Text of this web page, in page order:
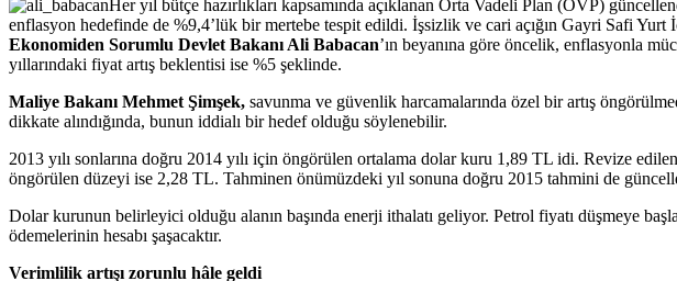
Her yıl bütçe hazırlıkları kapsamında açıklanan Orta Vadeli Plan (OVP)
enflasyon hedefinde de %9,4’lük bir mertebe tespit edildi. İşsizlik ve cari açığın Gayri Safi Yurt
Ekonomiden Sorumlu Devlet Bakanı Ali Babacan’ın beyanına göre öncelik, enflasyonla
yıllarındaki fiyat artış beklentisi ise %5 şeklinde.
Maliye Bakanı Mehmet Şimşek, savunma ve güvenlik harcamalarında özel bir artış
dikkate alındığında, bunun iddialı bir hedef olduğu söylenebilir.
2013 yılı sonlarına doğru 2014 yılı için öngörülen ortalama dolar kuru 1,89 TL idi. Revize
öngörülen düzeyi ise 2,28 TL. Tahminen önümüzdeki yıl sonuna doğru 2015 tahmini de
Dolar kurunun belirleyici olduğu alanın başında enerji ithalatı geliyor. Petrol fiyatı düşmeye
ödemelerinin hesabı şaşacaktır.
Verimlilik artışı zorunlu hâle geldi